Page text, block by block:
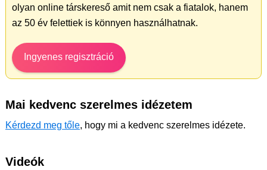
olyan online társkereső amit nem csak a fiatalok, hanem
az 50 év felettiek is könnyen használhatnak.
Ingyenes regisztráció
Mai kedvenc szerelmes idézetem
Kérdezd meg tőle, hogy mi a kedvenc szerelmes idézete.
Videók